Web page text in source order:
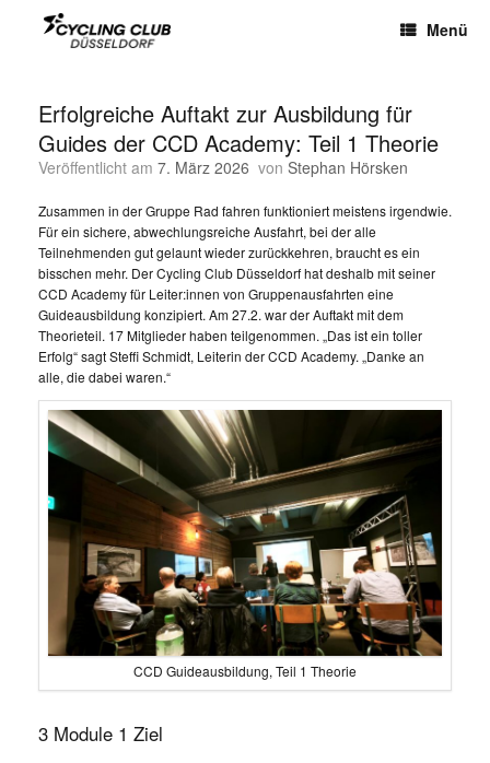
Menü
Erfolgreiche Auftakt zur Ausbildung für
Guides der CCD Academy: Teil 1 Theorie
Veröffentlicht am 7. März 2026 von Stephan Hörsken
Zusammen in der Gruppe Rad fahren funktioniert meistens irgendwie.
Für ein sichere, abwechlungsreiche Ausfahrt, bei der alle
Teilnehmenden gut gelaunt wieder zurückkehren, braucht es ein
bisschen mehr. Der Cycling Club Düsseldorf hat deshalb mit seiner
CCD Academy für Leiter:innen von Gruppenausfahrten eine
Guideausbildung konzipiert. Am 27.2. war der Auftakt mit dem
Theorieteil. 17 Mitglieder haben teilgenommen. „Das ist ein toller
Erfolg“ sagt Steffi Schmidt, Leiterin der CCD Academy. „Danke an
alle, die dabei waren.“
CCD Guideausbildung, Teil 1 Theorie
3 Module 1 Ziel